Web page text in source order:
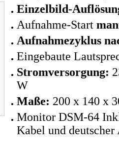
Einzelbild-
Aufnahme-Start
Aufnahmezyklus
Eingebaute
Stromversorgung:
W
Maße: 200 x 140 x
Monitor DSM-64
Kabel und